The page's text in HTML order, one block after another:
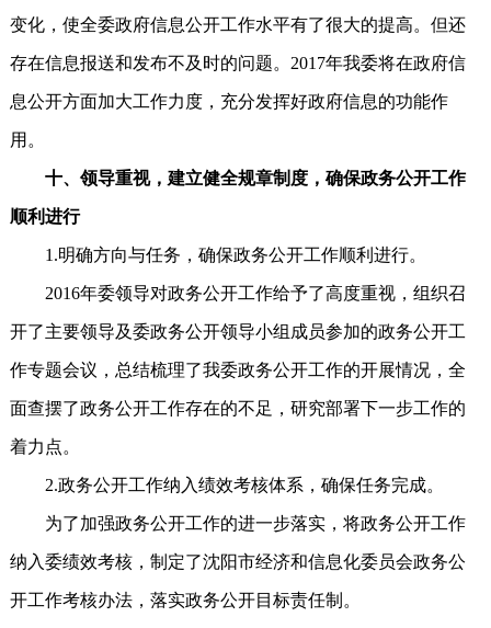
变化，使全委政府信息公开工作水平有了很大的提高。但还
存在信息报送和发布不及时的问题。2017年我委将在政府信
息公开方面加大工作力度，充分发挥好政府信息的功能作
用。
十、领导重视，建立健全规章制度，确保政务公开工作
顺利进行
1.明确方向与任务，确保政务公开工作顺利进行。
2016年委领导对政务公开工作给予了高度重视，组织召
开了主要领导及委政务公开领导小组成员参加的政务公开工
作专题会议，总结梳理了我委政务公开工作的开展情况，全
面查摆了政务公开工作存在的不足，研究部署下一步工作的
着力点。
2.政务公开工作纳入绩效考核体系，确保任务完成。
为了加强政务公开工作的进一步落实，将政务公开工作
纳入委绩效考核，制定了沈阳市经济和信息化委员会政务公
开工作考核办法，落实政务公开目标责任制。